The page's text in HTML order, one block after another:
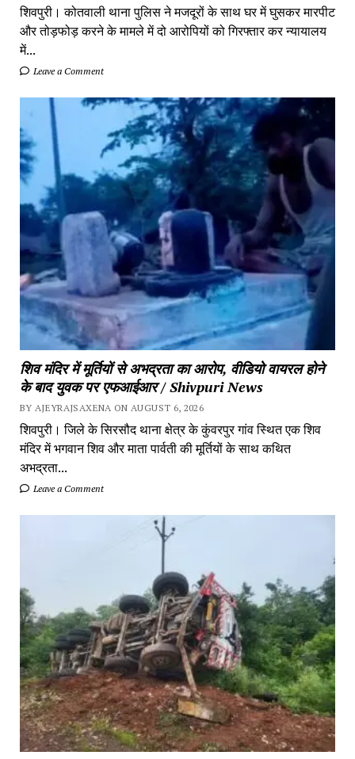
शिवपुरी। कोतवाली थाना पुलिस ने मजदूरों के साथ घर में घुसकर मारपीट
और तोड़फोड़ करने के मामले में दो आरोपियों को गिरफ्तार कर न्यायालय
में...
Leave a Comment
शिव मंदिर में मूर्तियों से अभद्रता का आरोप, वीडियो वायरल होने
के बाद युवक पर एफआईआर / Shivpuri News
BY AJEYRAJSAXENA ON AUGUST 6, 2026
शिवपुरी। जिले के सिरसौद थाना क्षेत्र के कुंवरपुर गांव स्थित एक शिव
मंदिर में भगवान शिव और माता पार्वती की मूर्तियों के साथ कथित
अभद्रता...
Leave a Comment